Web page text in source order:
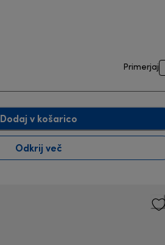
Primerjaj
Dodaj v košarico
Odkrij več